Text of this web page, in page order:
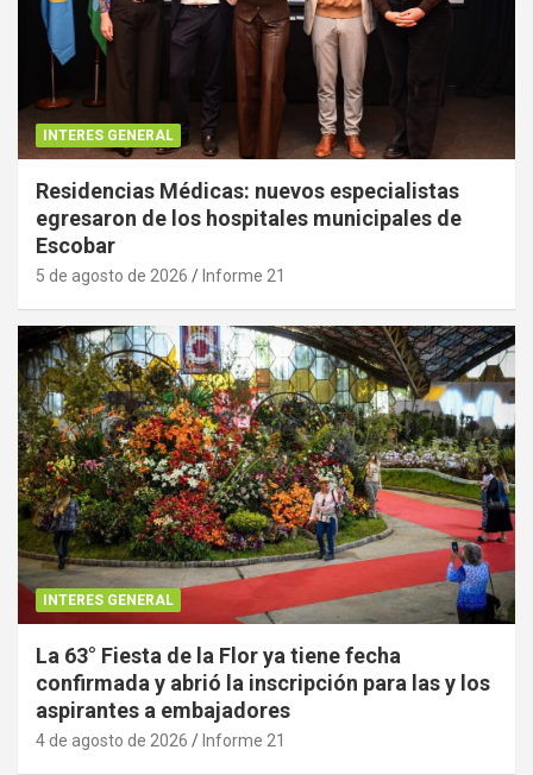
INTERES GENERAL
Residencias Médicas: nuevos especialistas
egresaron de los hospitales municipales de
Escobar
5 de agosto de 2026 Informe 21
INTERES GENERAL
La 63° Fiesta de la Flor ya tiene fecha
confirmada y abrió la inscripción para las y los
aspirantes a embajadores
4 de agosto de 2026 Informe 21